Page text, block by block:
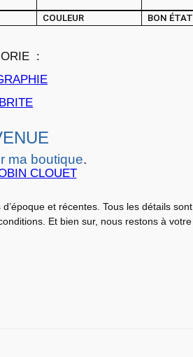
COULEUR BON ÉTAT
:
ma boutique.
CLOUET
et récentes. Tous les détails
Et bien sur, nous restons à